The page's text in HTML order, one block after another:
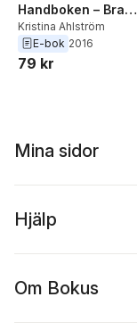
Handboken – Bra
mat för alla och hur
man håller
blodsockret stabilt
Kristina Ahlström
E-bok 2016
79 kr
Mina sidor
Hjälp
Om Bokus